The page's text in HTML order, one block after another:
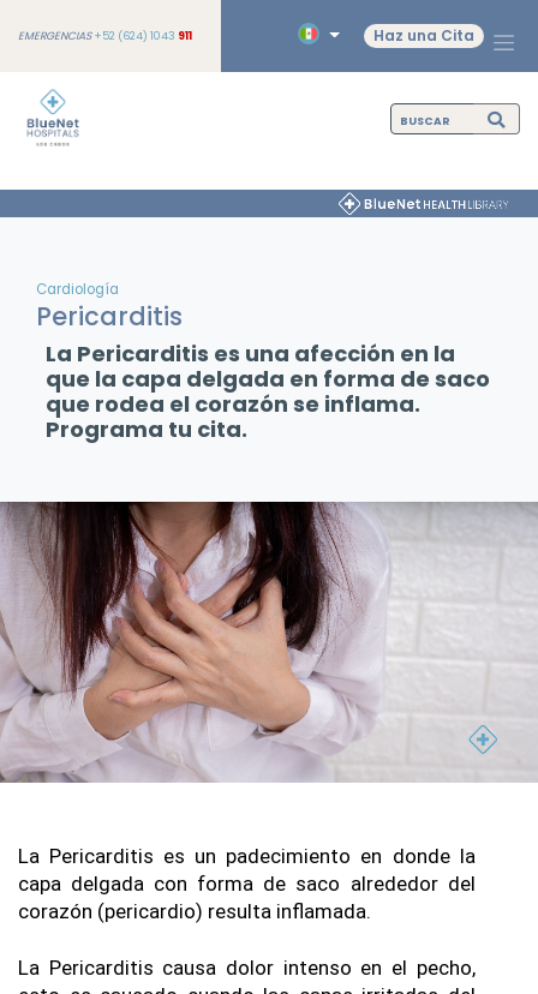
EMERGENCIAS+52 (624) 1043 911 Haz una Cita
Cardiología
Pericarditis
La Pericarditis es una afección en la
que la capa delgada en forma de saco
que rodea el corazón se inflama.
Programa tu cita.
La Pericarditis es un padecimiento en donde la
capa delgada con forma de saco alrededor del
corazón (pericardio) resulta inflamada.
La Pericarditis causa dolor intenso en el pecho,